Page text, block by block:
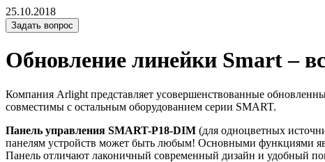
25.10.2018
Задать вопрос
Обновление линейки Smart –
Компания Arlight представляет усовершенствованные
совместимы с остальным оборудованием серии SMART.
Панель управления SMART-P18-DIM (для одноцветных
панелям устройств может быть любым! Основными функциями
Панель отличают лаконичный современный дизайн и удобный